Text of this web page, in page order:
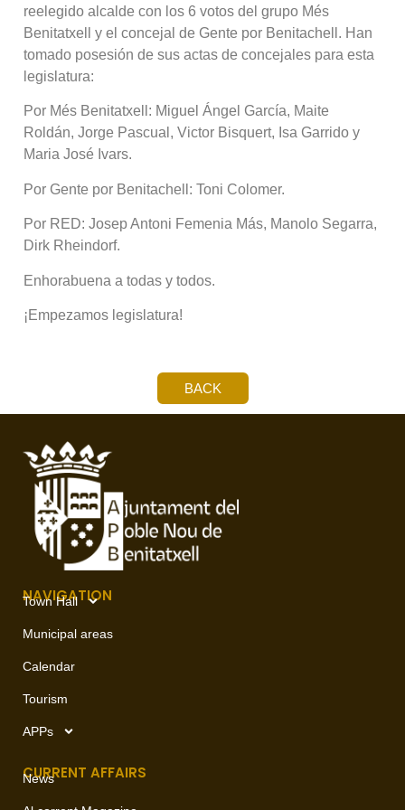
reelegido alcalde con los 6 votos del grupo Més
Benitatxell y el concejal de Gente por Benitachell. Han
tomado posesión de sus actas de concejales para esta
legislatura:
Por Més Benitatxell: Miguel Ángel García, Maite
Roldán, Jorge Pascual, Victor Bisquert, Isa Garrido y
Maria José Ivars.
Por Gente por Benitachell: Toni Colomer.
Por RED: Josep Antoni Femenia Más, Manolo Segarra,
Dirk Rheindorf.
Enhorabuena a todas y todos.
¡Empezamos legislatura!
BACK
NAVIGATION
Town Hall
Municipal areas
Calendar
Tourism
APPs
CURRENT AFFAIRS
News